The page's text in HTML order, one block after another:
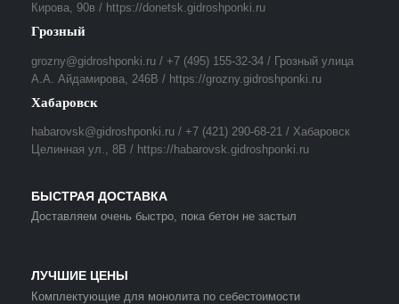
Кирова, 90в / https://donetsk.gidroshponki.ru
Грозный
grozny@gidroshponki.ru / +7 (495) 155-32-34 / Грозный улица
А.А. Айдамирова, 246В / https://grozny.gidroshponki.ru
Хабаровск
habarovsk@gidroshponki.ru / +7 (421) 290-68-21 / Хабаровск
Целинная ул., 8В / https://habarovsk.gidroshponki.ru
БЫСТРАЯ ДОСТАВКА
Доставляем очень быстро, пока бетон не застыл
ЛУЧШИЕ ЦЕНЫ
Комплектующие для монолита по себестоимости